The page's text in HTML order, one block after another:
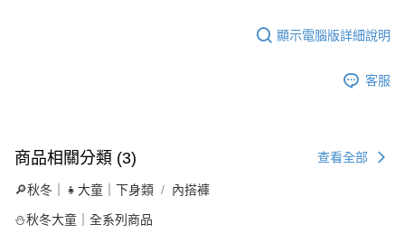
顯示電腦版詳細說明
客服
商品相關分類 (3) 查看全部
🔎秋冬｜👧大童｜下身類 內搭褲
⛄秋冬大童｜全系列商品